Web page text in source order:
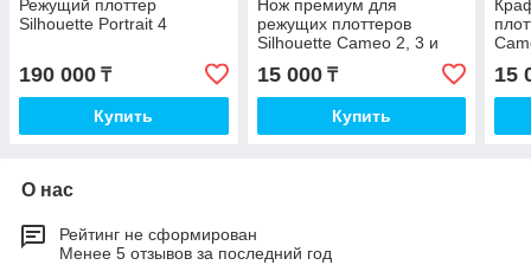
Режущий плоттер
Silhouette Portrait 4
190 000 ₸
Купить
Нож премиум для
режущих плоттеров
Silhouette Cameo 2, 3 и
15 000₸
Купить
15
О нас
Рейтинг не сформирован
Менее 5 отзывов за последний год